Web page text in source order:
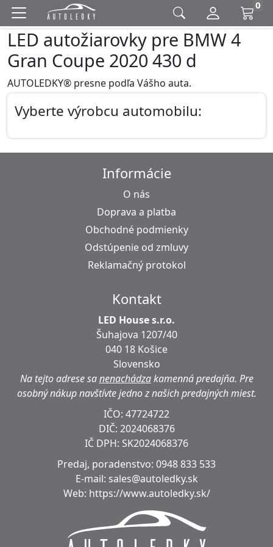
0
LED autožiarovky pre BMW 4
Gran Coupe 2020 430 d
AUTOLEDKY® presne podľa Vášho auta.
Vyberte výrobcu automobilu:
Informácie
O nás
Doprava a platba
Obchodné podmienky
Odstúpenie od zmluvy
Reklamačný protokol
Kontakt
LED House s.r.o.
Šuhajova 1207/40
040 18 Košice
Slovensko
Na tejto adrese sanenachádzakamenná predajňa. Pre
osobný nákup navštívte jedno z našich predajných miest.
IČO: 47724722
DIČ: 2024068376
IČ DPH: SK2024068376
Predaj, poradenstvo: 0948 833 533
E-mail: sales@autoledky.sk
Web: https://www.autoledky.sk/